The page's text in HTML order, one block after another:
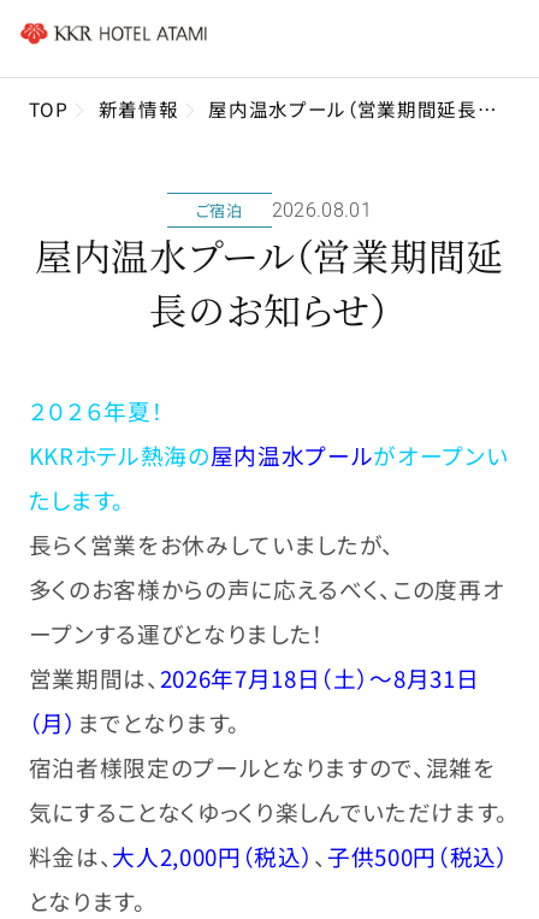
TOP 新着情報 屋内温水プール（営業期間延長のお知らせ）
屋内温水プール（営業期間延
長のお知らせ）
2026年08月01日
ご宿泊
２０２６年夏！
KKRホテル熱海の屋内温水プールがオープンい
たします。
長らく営業をお休みしていましたが、
多くのお客様からの声に応えるべく、この度再オ
ープンする運びとなりました！
営業期間は、 2026年7月18日（土）～8月31日
（月） までとなります。
宿泊者様限定のプールとなりますので、混雑を
気にすることなくゆっくり楽しんでいただけます。
料金は、 大人2,000円（税込） 、 子供500円（税込）
となります。